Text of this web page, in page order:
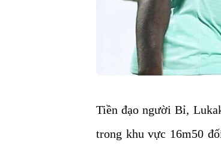
Tiền đạo người Bỉ,
trong khu vực 16m50